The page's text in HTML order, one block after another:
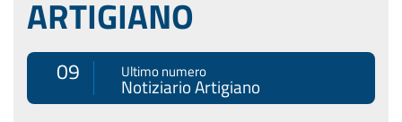
ARTIGIANO
09 Ultimo numero
Notiziario Artigiano